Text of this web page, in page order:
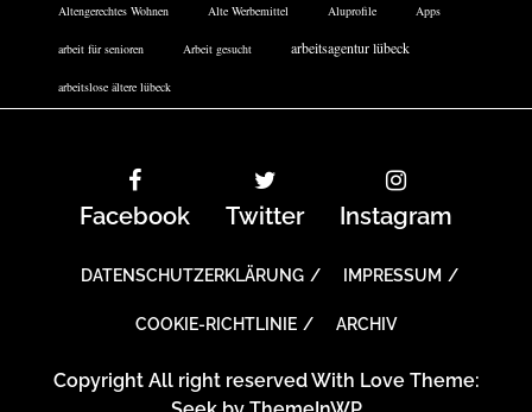
Altengerechtes Wohnen Alte Werbemittel Aluprofile Apps
arbeit für senioren Arbeit gesucht arbeitsagentur lübeck
arbeitslose ältere lübeck
Facebook Twitter Instagram
DATENSCHUTZERKLÄRUNG IMPRESSUM
COOKIE-RICHTLINIE ARCHIV
Copyright All right reserved With Love Theme: